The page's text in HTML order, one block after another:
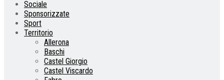
Sociale
Sponsorizzate
Sport
Territorio
Allerona
Baschi
Castel Giorgio
Castel Viscardo